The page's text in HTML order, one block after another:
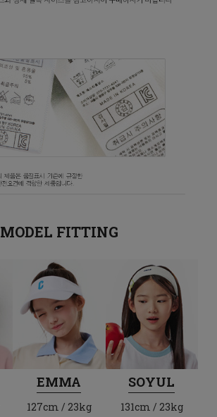
MODEL FITTING
EMMA
127cm / 23kg
SOYUL
131cm / 23kg